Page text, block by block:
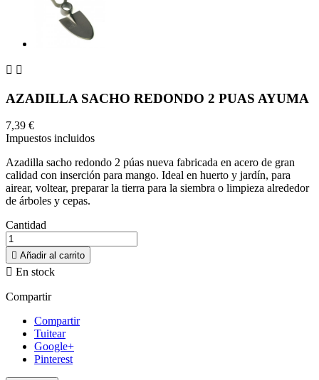
 
AZADILLA SACHO REDONDO 2 PUAS AYUMA
7,39 €
Impuestos incluidos
Azadilla sacho redondo 2 púas nueva fabricada en acero de gran
calidad con inserción para mango. Ideal en huerto y jardín, para
airear, voltear, preparar la tierra para la siembra o limpieza alrededor
de árboles y cepas.
Cantidad
 Añadir al carrito
 En stock
Compartir
Compartir
Tuitear
Google+
Pinterest